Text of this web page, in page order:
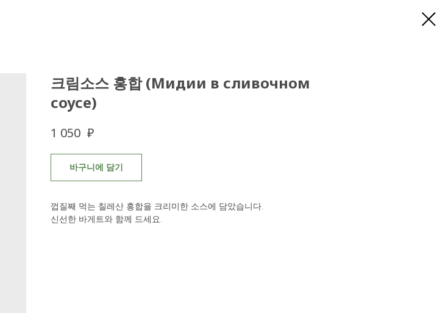
크림소스 홍합 (Мидии в сливочном
соусе)
1 050 ₽
바구니에 담기
껍질째 먹는 칠레산 홍합을 크리미한 소스에 담았습니다.
신선한 바게트와 함께 드세요.